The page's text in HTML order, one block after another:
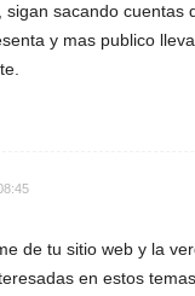
sacando cuentas
y mas publico
de tu sitio web y la
en estos